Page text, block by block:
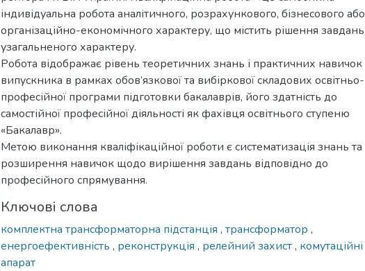
індивідуальна робота аналітичного, розрахункового, бізнесового або
організаційно-економічного характеру, що містить рішення завдань
узагальненого характеру.
Робота відображає рівень теоретичних знань і практичних навичок
випускника в рамках обов’язкової та вибіркової складових освітньо-
професійної програми підготовки бакалаврів, його здатність до
самостійної професійної діяльності як фахівця освітнього ступеню
«Бакалавр».
Метою виконання кваліфікаційної роботи є систематизація знань та
розширення навичок щодо вирішення завдань відповідно до
професійного спрямування.
Ключові слова
комплектна трансформаторна підстанція , трансформатор ,
енергоефективність , реконструкція , релейний захист, комутаційні
апарат